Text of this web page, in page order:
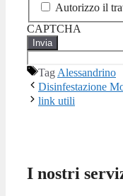
Autorizzo il
CAPTCHA
Tag Alessandrino
Disinfestazione
link utili
I nostri